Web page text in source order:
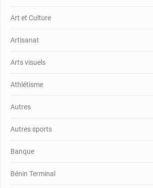
Art et Culture
Artisanat
Arts visuels
Athlétisme
Autres
Autres sports
Banque
Bénin Terminal